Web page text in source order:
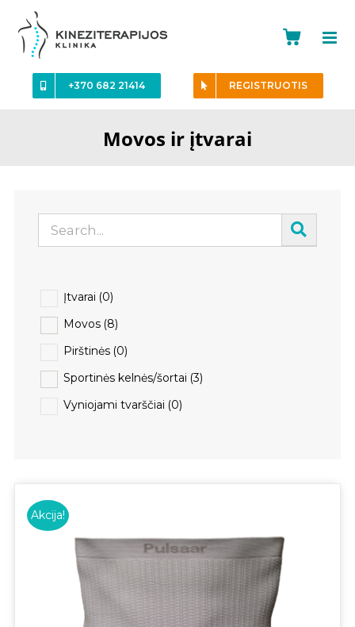
content
+370 682 21414 REGISTRUOTIS
Movos ir įtvarai
Akcija!
Įtvarai (0)
Movos (8)
Pirštinės (0)
Sportinės kelnės/šortai (3)
Vyniojami tvarščiai (0)